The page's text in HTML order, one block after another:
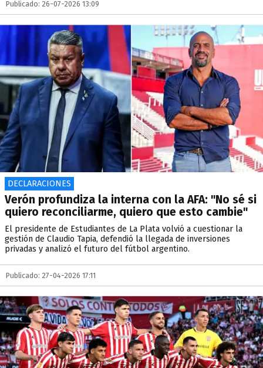
Publicado: 26-07-2026 13:09
DECLARACIONES
Verón profundiza la interna con la AFA: "No sé si
quiero reconciliarme, quiero que esto cambie"
El presidente de Estudiantes de La Plata volvió a cuestionar la
gestión de Claudio Tapia, defendió la llegada de inversiones
privadas y analizó el futuro del fútbol argentino.
Publicado: 27-04-2026 17:11